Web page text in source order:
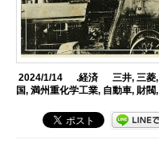
2024/1/14 .経済 三井, 三菱,
国,満州重化学工業, 自動車, 財閥,